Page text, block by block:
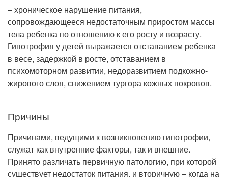
Прием врача-невролога
Прием врача-стоматолога
Прием врача-кардиолога
Рентгенология
– хроническое нарушение питания,
сопровождающееся недостаточным приростом массы
тела ребенка по отношению к его росту и возрасту.
Гипотрофия у детей выражается отставанием ребенка
в весе, задержкой в росте, отставанием в
психомоторном развитии, недоразвитием подкожно-
жирового слоя, снижением тургора кожных покровов.
Причины
Причинами, ведущими к возникновению гипотрофии,
служат как внутренние факторы, так и внешние.
Принято различать первичную патологию, при которой
существует недостаток питания, и вторичную – когда на